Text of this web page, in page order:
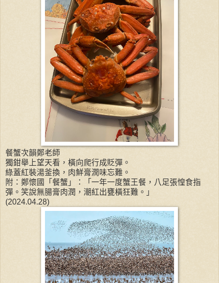
餐蟹次韻鄭老師
獨鉗舉上望天看，橫向爬行成貶彈。
綠蓋紅裝湯釜換，肉鮮膏潤味忘難。
附：鄭懷國「餐蟹」：「一年一度蟹王餐，八足張惶食指
彈。笑說無腸膏肉潤，潮紅出甕橫狂難。」
(2024.04.28)